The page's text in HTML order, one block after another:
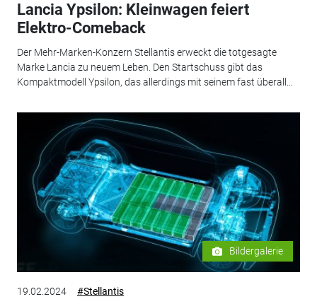
Lancia Ypsilon: Kleinwagen feiert
Elektro-Comeback
Der Mehr-Marken-Konzern Stellantis erweckt die totgesagte
Marke Lancia zu neuem Leben. Den Startschuss gibt das
Kompaktmodell Ypsilon, das allerdings mit seinem fast überall...
Bildergalerie
19.02.2024 #Stellantis